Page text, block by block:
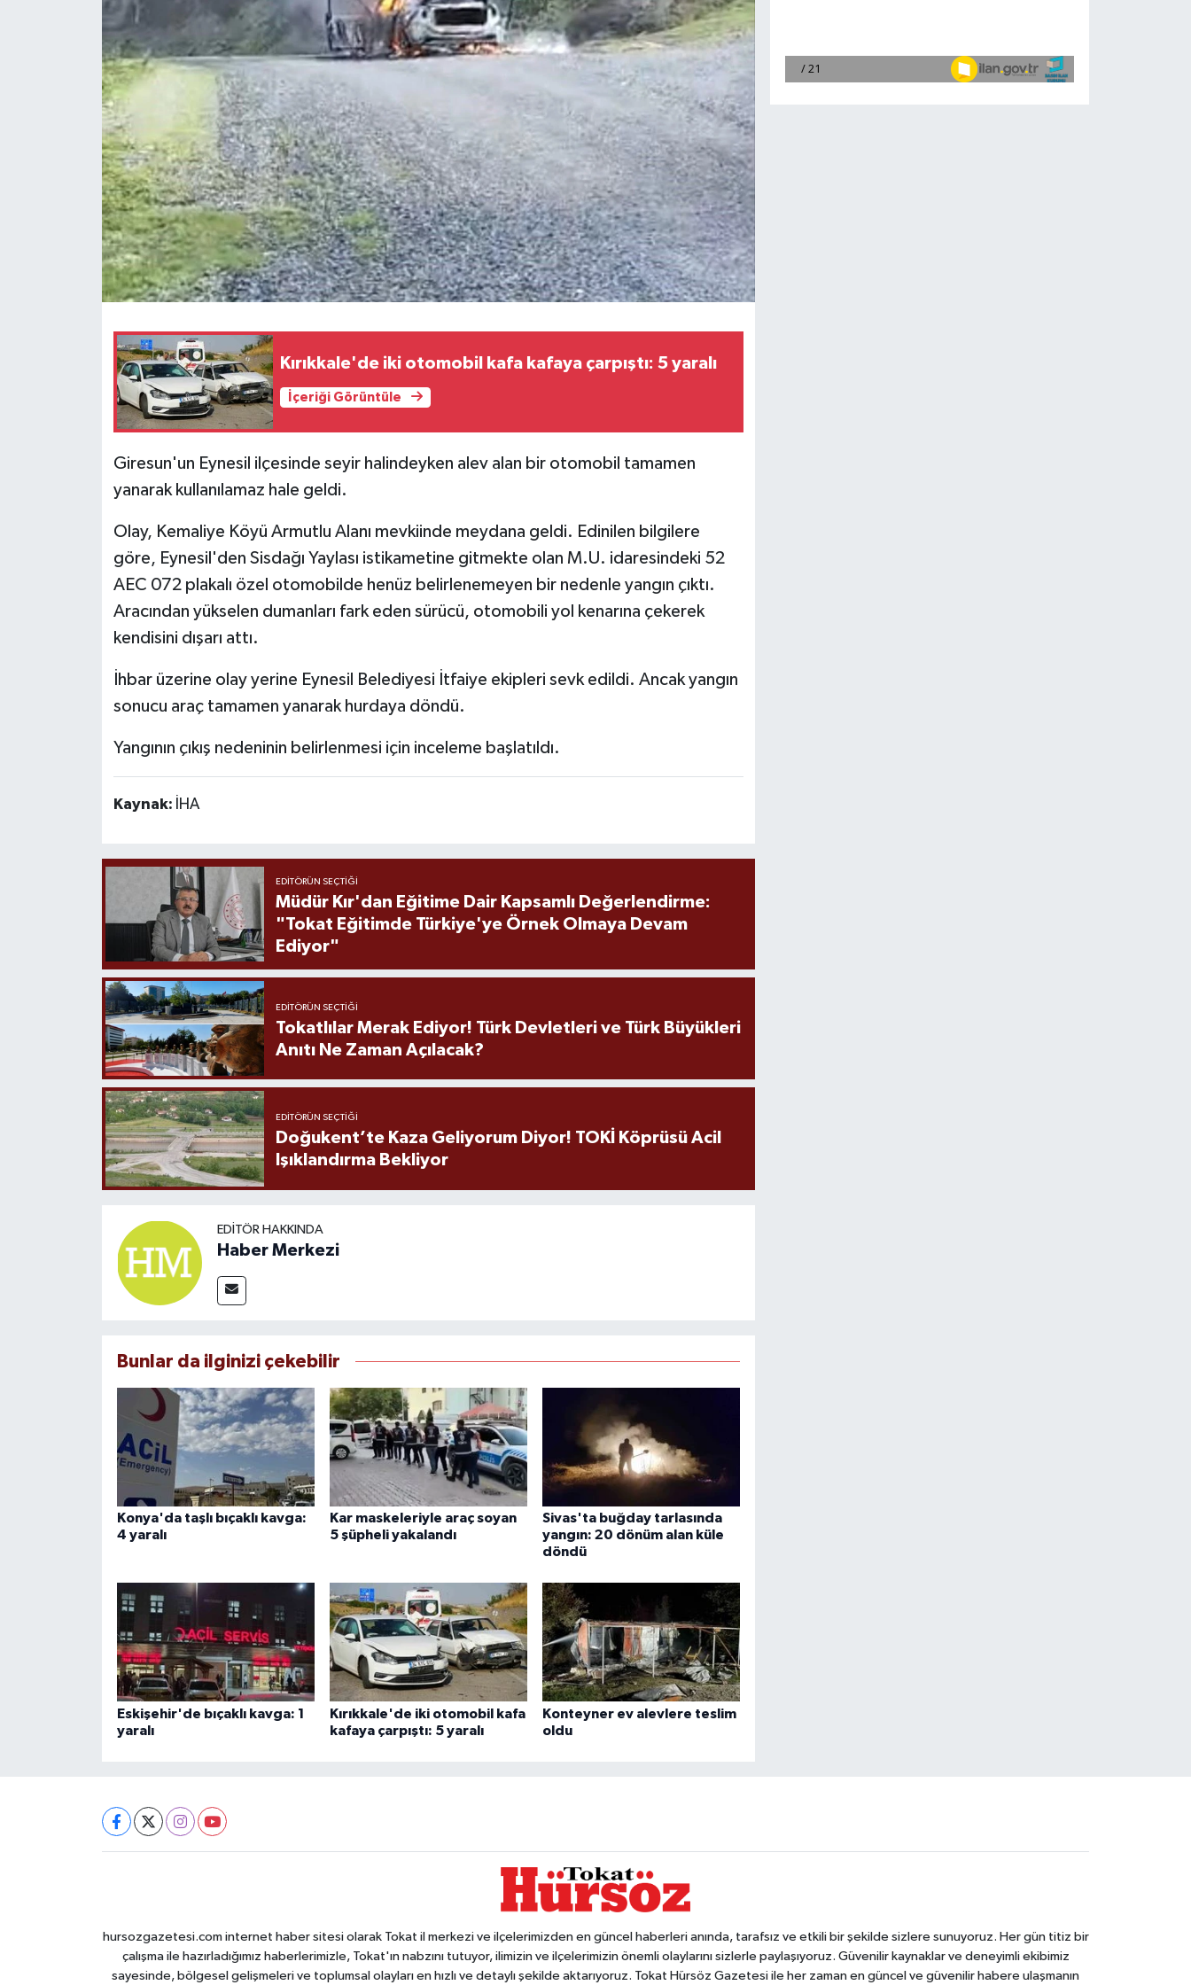
Kırıkkale'de iki otomobil kafa kafaya çarpıştı: 5 yaralı
İçeriği Görüntüle
Giresun'un Eynesil ilçesinde seyir halindeyken alev alan bir otomobil tamamen
yanarak kullanılamaz hale geldi.
Olay, Kemaliye Köyü Armutlu Alanı mevkiinde meydana geldi. Edinilen bilgilere
göre, Eynesil'den Sisdağı Yaylası istikametine gitmekte olan M.U. idaresindeki 52
AEC 072 plakalı özel otomobilde henüz belirlenemeyen bir nedenle yangın çıktı.
Aracından yükselen dumanları fark eden sürücü, otomobili yol kenarına çekerek
kendisini dışarı attı.
İhbar üzerine olay yerine Eynesil Belediyesi İtfaiye ekipleri sevk edildi. Ancak yangın
sonucu araç tamamen yanarak hurdaya döndü.
Yangının çıkış nedeninin belirlenmesi için inceleme başlatıldı.
Kaynak: İHA
EDITÖRÜN SEÇTIĞI
Müdür Kır'dan Eğitime Dair Kapsamlı Değerlendirme:
"Tokat Eğitimde Türkiye'ye Örnek Olmaya Devam
Ediyor"
EDITÖRÜN SEÇTIĞI
Tokatlılar Merak Ediyor! Türk Devletleri ve Türk Büyükleri
Anıtı Ne Zaman Açılacak?
EDITÖRÜN SEÇTIĞI
Doğukent’te Kaza Geliyorum Diyor! TOKİ Köprüsü Acil
Işıklandırma Bekliyor
EDITÖR HAKKINDA
Haber Merkezi
Bunlar da ilginizi çekebilir
Konya'da taşlı bıçaklı kavga:
4 yaralı
Kar maskeleriyle araç soyan
5 şüpheli yakalandı
Sivas'ta buğday tarlasında
yangın: 20 dönüm alan küle
döndü
Eskişehir'de bıçaklı kavga: 1
yaralı
Kırıkkale'de iki otomobil kafa
kafaya çarpıştı: 5 yaralı
Konteyner ev alevlere teslim
oldu
hursozgazetesi.com internet haber sitesi olarak Tokat il merkezi ve ilçelerimizden en güncel haberleri anında, tarafsız ve etkili bir şekilde sizlere sunuyoruz. Her gün titiz bir
çalışma ile hazırladığımız haberlerimizle, Tokat'ın nabzını tutuyor, ilimizin ve ilçelerimizin önemli olaylarını sizlerle paylaşıyoruz. Güvenilir kaynaklar ve deneyimli ekibimiz
sayesinde, bölgesel gelişmeleri ve toplumsal olayları en hızlı ve detaylı şekilde aktarıyoruz. Tokat Hürsöz Gazetesi ile her zaman en güncel ve güvenilir habere ulaşmanın
Tokat Haber